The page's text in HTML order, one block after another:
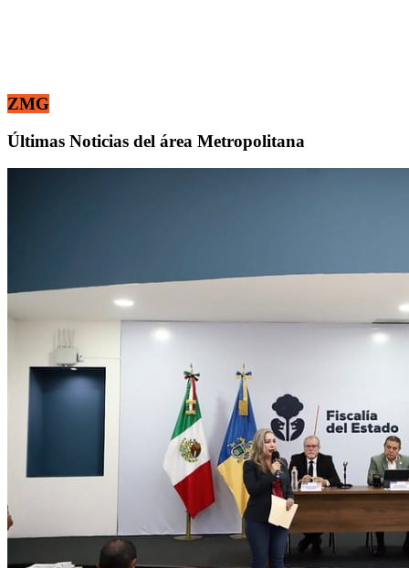
ZMG
Últimas Noticias del área Metropolitana